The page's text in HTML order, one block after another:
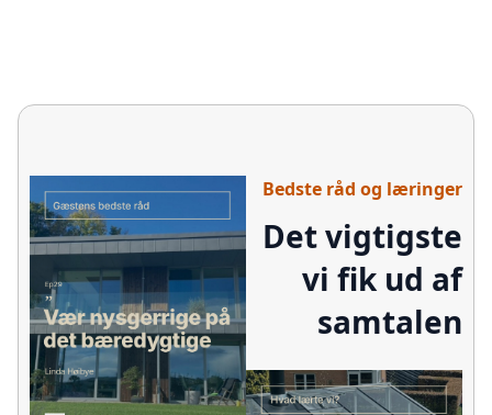
Bedste råd og læringer
Det vigtigste
vi fik ud af
samtalen